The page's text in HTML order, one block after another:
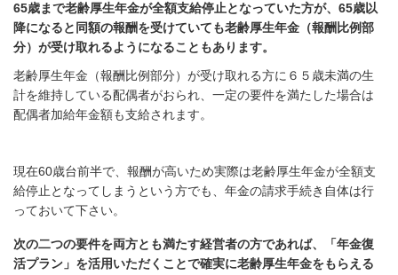
65歳まで老齢厚生年金が全額支給停止となっていた方が、65歳以
降になると同額の報酬を受けていても老齢厚生年金（報酬比例部
分）が受け取れるようになることもあります。
老齢厚生年金（報酬比例部分）が受け取れる方に６５歳未満の生
計を維持している配偶者がおられ、一定の要件を満たした場合は
配偶者加給年金額も支給されます。
現在60歳台前半で、報酬が高いため実際は老齢厚生年金が全額支
給停止となってしまうという方でも、年金の請求手続き自体は行
っておいて下さい。
次の二つの要件を両方とも満たす経営者の方であれば、「年金復
活プラン」を活用いただくことで確実に老齢厚生年金をもらえる